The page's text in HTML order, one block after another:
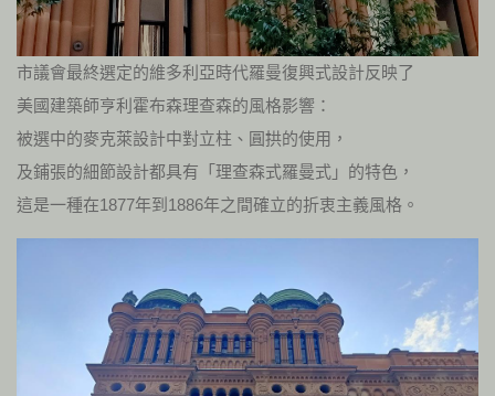
市議會最終選定的維多利亞時代羅曼復興式設計反映了
美國建築師亨利霍布森理查森的風格影響：
被選中的麥克萊設計中對立柱、圓拱的使用，
及鋪張的細節設計都具有「理查森式羅曼式」的特色，
這是一種在1877年到1886年之間確立的折衷主義風格。